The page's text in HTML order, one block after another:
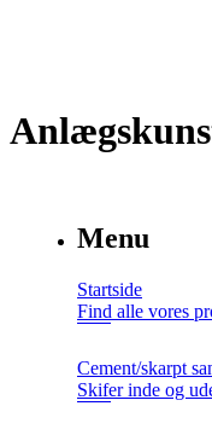
Menu
Startside
Find alle vores
Cement/skarpt
Skifer inde og